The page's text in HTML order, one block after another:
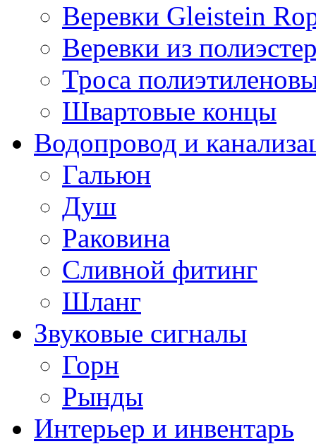
Веревки Gleistein
Веревки из
Троса
Швартовые концы
Водопровод и
Гальюн
Душ
Раковина
Сливной фитинг
Шланг
Звуковые сигналы
Горн
Рынды
Интерьер и инвентарь